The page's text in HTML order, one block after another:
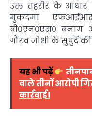
उक्त तहरीर के आधार
मुकदमा
बी0एन0एस0 बनाम
गौरव जोशी के सुपुर्द
यह भी पढ़ें
वाले तीनों आरोपी
कार्रवाई।